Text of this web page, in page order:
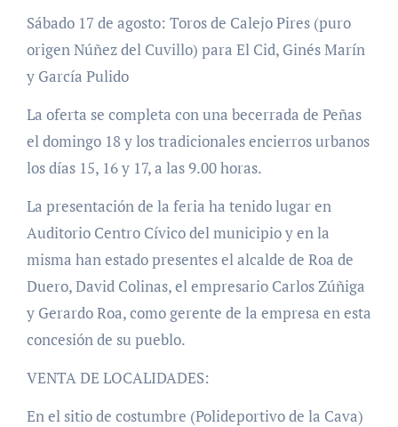
Sábado 17 de agosto: Toros de Calejo Pires (puro
origen Núñez del Cuvillo) para El Cid, Ginés Marín
y García Pulido
La oferta se completa con una becerrada de Peñas
el domingo 18 y los tradicionales encierros urbanos
los días 15, 16 y 17, a las 9.00 horas.
La presentación de la feria ha tenido lugar en
Auditorio Centro Cívico del municipio y en la
misma han estado presentes el alcalde de Roa de
Duero, David Colinas, el empresario Carlos Zúñiga
y Gerardo Roa, como gerente de la empresa en esta
concesión de su pueblo.
VENTA DE LOCALIDADES:
En el sitio de costumbre (Polideportivo de la Cava)